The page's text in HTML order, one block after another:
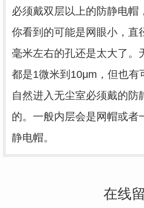
必须戴双层以上的防静电帽
你看到的可能是网眼小，直
毫米左右的孔还是太大了。
都是1微米到10μm，但也有
自然进入无尘室必须戴的防
的。一般内层会是网帽或者
静电帽。
在线